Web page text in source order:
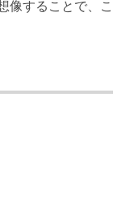
像することで、こ